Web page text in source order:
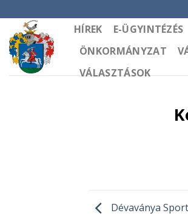
to
content
HÍREK E-ÜGYINTÉZÉS
ÖNKORMÁNYZAT
VÁLASZTÁSOK
Dévaványa